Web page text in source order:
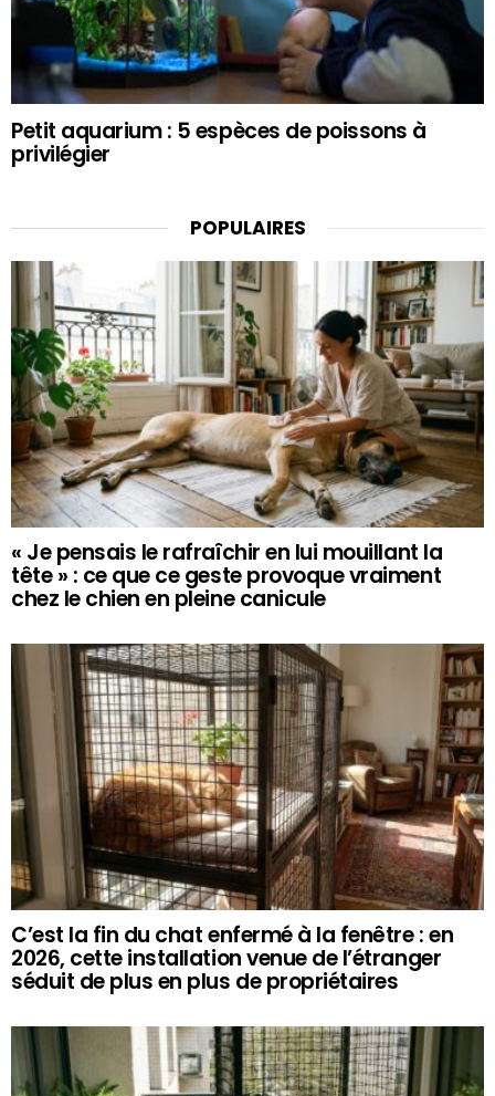
Petit aquarium : 5 espèces de poissons à
privilégier
POPULAIRES
« Je pensais le rafraîchir en lui mouillant la
tête » : ce que ce geste provoque vraiment
chez le chien en pleine canicule
C’est la fin du chat enfermé à la fenêtre : en
2026, cette installation venue de l’étranger
séduit de plus en plus de propriétaires